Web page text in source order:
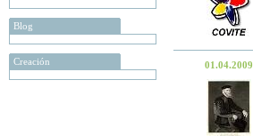
Blog
Creación 01.04.2009